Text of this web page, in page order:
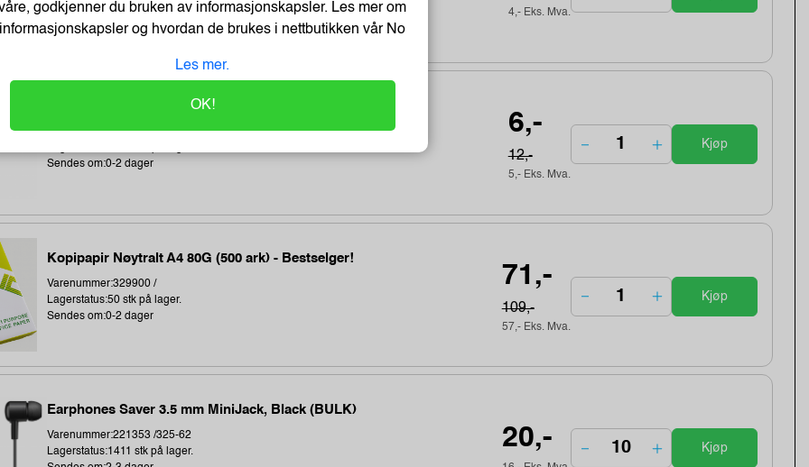
Sendes om:2-3 dager
4,- Eks. Mva.
BATH GEL 300 ml - LET`S CHANGE OUR LIFE
Varenummer:184283 /BathGEL-300-ml
Sendes om:0-2 dager
6,-
12,-
5,- Eks. Mva.
Kjøp
Kopipapir Nøytralt A4 80G (500 ark) - Bestselger!
Varenummer:329900 /
Lagerstatus:50 stk på lager.
Sendes om:0-2 dager
71,-
109,-
57,- Eks. Mva.
Kjøp
Earphones Saver 3.5 mm MiniJack, Black (BULK)
Varenummer:221353 /325-62
Lagerstatus:1411 stk på lager.
20,- Kjøp
godkjenner du bruken av informasjonskapsler. Les mer om
informasjonskapsler og hvordan de brukes i nettbutikken vårNo
Les mer.
OK!